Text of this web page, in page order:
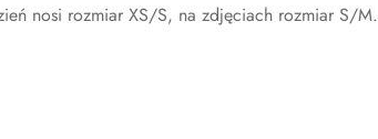
nosi rozmiar XS/S, na zdjęciach rozmiar S/M.